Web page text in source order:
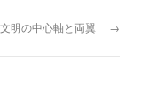
文明の中心軸と両翼 →